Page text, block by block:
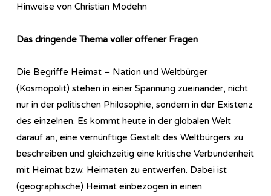
Hinweise von Christian Modehn
Das dringende Thema voller offener Fragen
Die Begriffe Heimat – Nation und Weltbürger
(Kosmopolit) stehen in einer Spannung zueinander, nicht
nur in der politischen Philosophie, sondern in der Existenz
des einzelnen. Es kommt heute in der globalen Welt
darauf an, eine vernünftige Gestalt des Weltbürgers zu
beschreiben und gleichzeitig eine kritische Verbundenheit
mit Heimat bzw. Heimaten zu entwerfen. Dabei ist
(geographische) Heimat einbezogen in einen